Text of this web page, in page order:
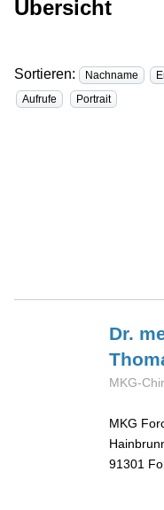
Übersicht
Sortieren: Nachname
Aufrufe
Portrait
Dr.
MKG-
MKG
91301